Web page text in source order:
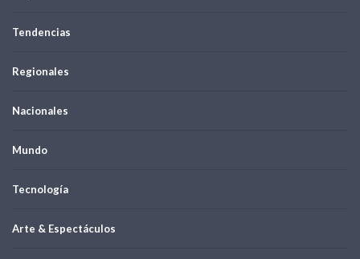
Tendencias
Regionales
Nacionales
Mundo
Tecnología
Arte & Espectáculos